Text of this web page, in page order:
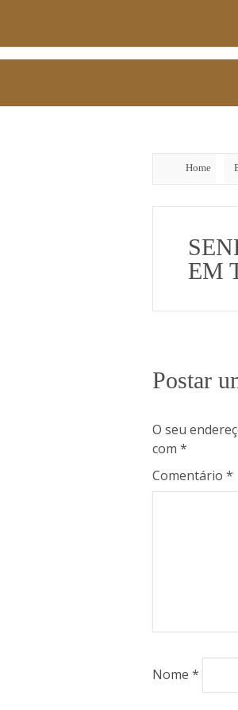
Home
EM
Postar
O seu
com *
Comentário *
Nome *